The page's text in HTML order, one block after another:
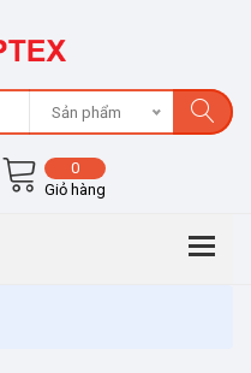
Sản phẩm
0
Giỏ hàng